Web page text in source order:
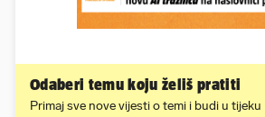
Odaberi temu koju želiš pratiti
Primaj sve nove vijesti o temi i budi u tijeku